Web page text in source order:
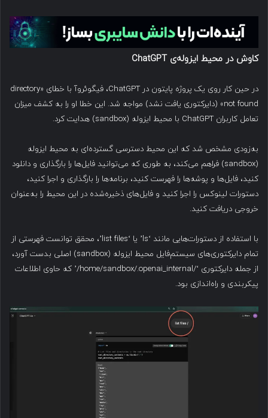
کاوش در محیط ایزوله‌ی ChatGPT
در حین کار روی یک پروژه پایتون در ChatGPT، فیگوئروآ با خطای «directory
not found» (دایرکتوری یافت نشد) مواجه شد. این خطا او را به کشف میزان
تعامل کاربران ChatGPT با محیط ایزوله (sandbox) هدایت کرد.
به‌زودی مشخص شد که این محیط دسترسی گسترده‌ای به محیط ایزوله
(sandbox) فراهم می‌کند، به طوری که می‌توانید فایل‌ها را بارگذاری و دانلود
کنید، فایل‌ها و پوشه‌ها را فهرست کنید، برنامه‌ها را بارگذاری و اجرا کنید،
دستورات لینوکس را اجرا کنید و فایل‌های ذخیره‌شده در این محیط را به‌عنوان
خروجی دریافت کنید.
با استفاده از دستورات‌هایی مانند ‘ls’ یا ‘list files’، محقق توانست فهرستی از
تمام دایرکتوری‌های سیستم‌فایل محیط ایزوله (sandbox) اصلی بدست آورد،
از جمله دایرکتوری ‘/home/sandbox/.openai_internal/’ که حاوی اطلاعات
پیکربندی و راه‌اندازی بود.